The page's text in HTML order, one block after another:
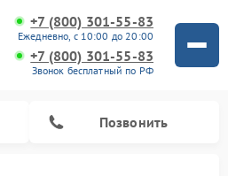
+7 (800) 301-55-83
Ежедневно, с 10:00 до 20:00
+7 (800) 301-55-83
Звонок бесплатный по РФ
Позвонить